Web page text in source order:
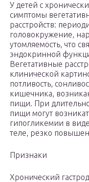
У детей с
симптомы
расстройств:
головокружение,
утомляемость, что
эндокринной
Вегетативные
клинической
потливость,
кишечника,
пищи. При
пищи могут
гипогликемии в
теле, резко
Признаки
Хронический